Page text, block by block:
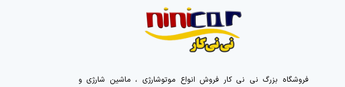
فروشگاه بزرگ نی نی کار فروش انواع موتوشارژی ، ماشین شارژی و